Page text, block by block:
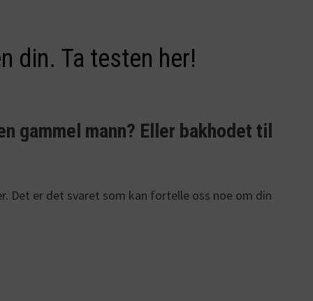
din. Ta testen her!
gammel mann? Eller bakhodet til
Det er det svaret som kan fortelle oss noe om din